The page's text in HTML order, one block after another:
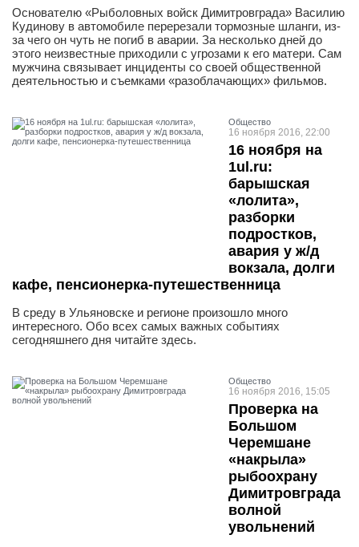
Основателю «Рыболовных войск Димитровграда» Василию
Кудинову в автомобиле перерезали тормозные шланги, из-
за чего он чуть не погиб в аварии. За несколько дней до
этого неизвестные приходили с угрозами к его матери. Сам
мужчина связывает инциденты со своей общественной
деятельностью и съемками «разоблачающих» фильмов.
Общество
16 ноября 2016, 22:00
16 ноября на
1ul.ru:
барышская
«лолита»,
разборки
подростков,
авария у ж/д
вокзала, долги
кафе, пенсионерка-путешественница
В среду в Ульяновске и регионе произошло много
интересного. Обо всех самых важных событиях
сегодняшнего дня читайте здесь.
Общество
16 ноября 2016, 15:05
Проверка на
Большом
Черемшане
«накрыла»
рыбоохрану
Димитровграда
волной
увольнений